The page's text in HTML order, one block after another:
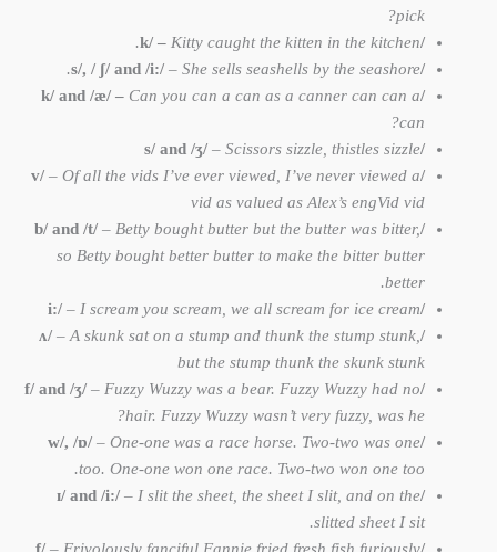
pick?
/k/ –
Kitty caught the kitten in the kitchen.
/s/, /
ʃ/ and /i:/ – She sells seashells by the seashore.
/k/ and /æ/ –
Can you can a can as a canner can can a
can?
/s/ and /
ʒ/ – Scissors sizzle, thistles sizzle
/v/
– Of all the vids I’ve ever viewed, I’ve never viewed a
vid as valued as Alex’s engVid vid
/b/ and /t/
– Betty bought butter but the butter was bitter,
so Betty bought better butter to make the bitter butter
better.
/i:/
– I scream you scream, we all scream for ice cream
/
ʌ/ – A skunk sat on a stump and thunk the stump stunk,
but the stump thunk the skunk stunk
/f/ and /
ʒ/ – Fuzzy Wuzzy was a bear. Fuzzy Wuzzy had no
hair. Fuzzy Wuzzy wasn’t very fuzzy, was he?
/w/, /
ɒ/ – One-one was a race horse. Two-two was one
too. One-one won one race. Two-two won one too.
/
ɪ/ and /i:/ – I slit the sheet, the sheet I slit, and on the
slitted sheet I sit.